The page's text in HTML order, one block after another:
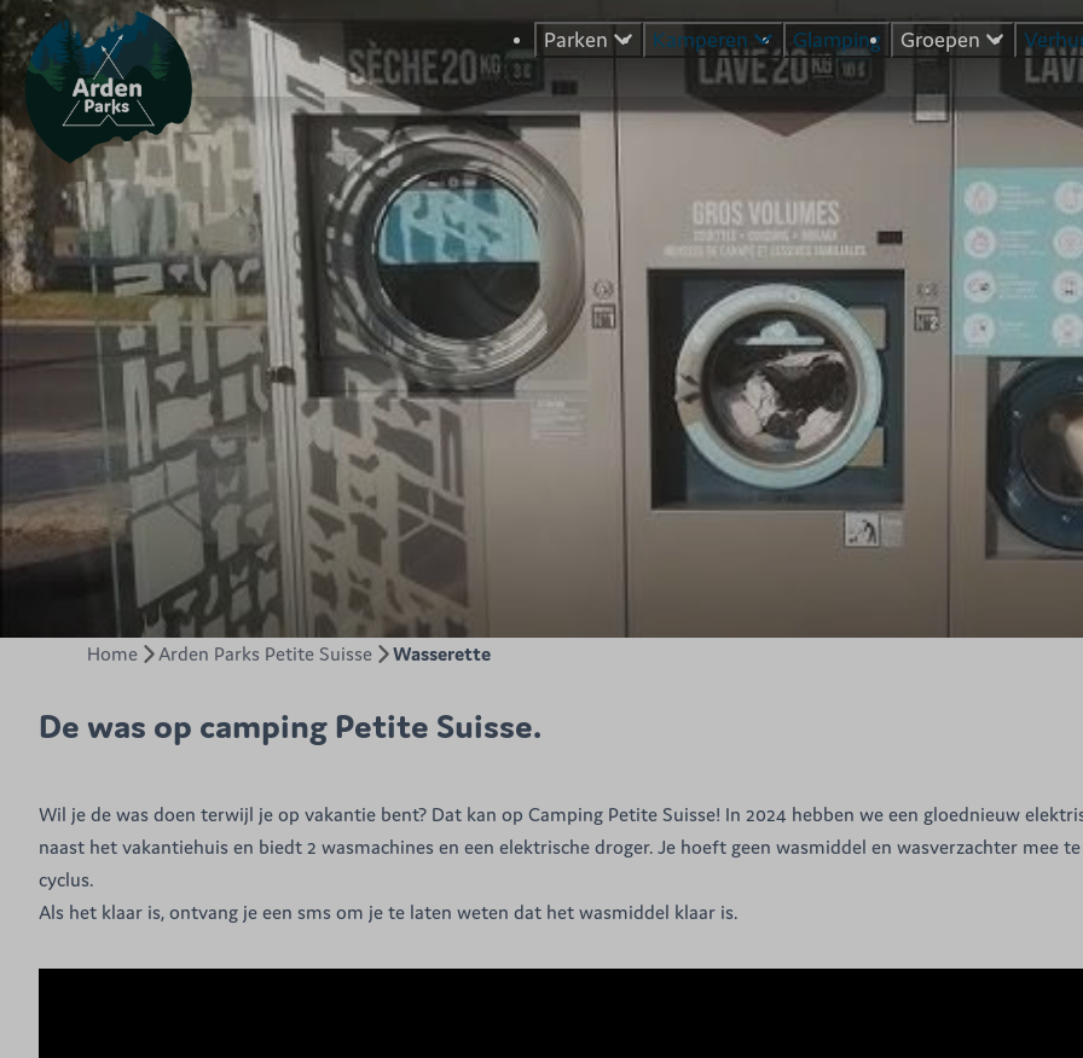
Parken Kamperen Glamping Groepen
Home Arden Parks Petite Suisse Wasserette
De was op camping Petite Suisse.
Wil je de was doen terwijl je op vakantie bent? Dat kan op Camping Petite Suisse! In 2024 hebben we een gloednieuw
naast het vakantiehuis en biedt 2 wasmachines en een elektrische droger. Je hoeft geen wasmiddel en wasverzachter mee
cyclus.
Als het klaar is, ontvang je een sms om je te laten weten dat het wasmiddel klaar is.